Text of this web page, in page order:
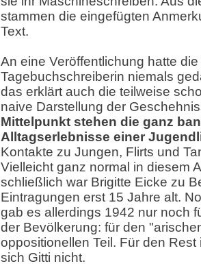
stammen die eingefügten
Text.
An eine Veröffentlichung hatte die
Tagebuchschreiberin niemals
das erklärt auch die teilweise
naive Darstellung der
Mittelpunkt stehen die ganz
Alltagserlebnisse einer
Kontakte zu Jungen, Flirts und
Vielleicht ganz normal in diesem
schließlich war Brigitte Eicke zu
Eintragungen erst 15 Jahre alt.
gab es allerdings 1942 nur noch
der Bevölkerung: für den
oppositionellen Teil. Für den Rest
sich Gitti nicht.